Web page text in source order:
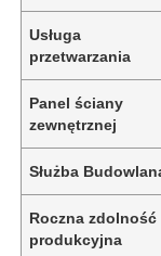
Usługa
przetwarzania
Panel ściany
zewnętrznej
Służba
Roczna zdolność
produkcyjna